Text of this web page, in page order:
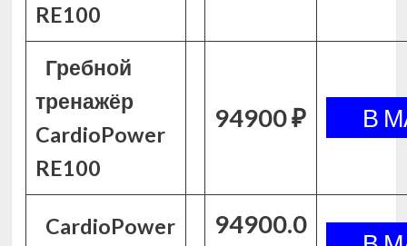
RE100
Гребной
тренажёр
CardioPower
RE100
94900 ₽
CardioPower
94900.0